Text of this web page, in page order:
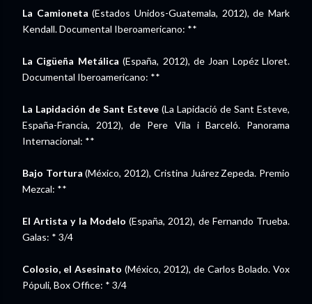
La Camioneta (Estados Unidos-Guatemala, 2012), de Mark
Kendall. Documental Iberoamericano: **
La Cigüeña Metálica (España, 2012), de Joan Lopéz Lloret.
Documental Iberoamericano: **
La Lapidación de Sant Esteve (La Lapidació de Sant Esteve,
España-Francia, 2012), de Pere Vila i Barceló. Panorama
Internacional: **
Bajo Tortura (México, 2012), Cristina Juárez Zepeda. Premio
Mezcal: **
El Artista y la Modelo (España, 2012), de Fernando Trueba.
Galas: * 3/4
Colosio, el Asesinato (México, 2012), de Carlos Bolado. Vox
Pópuli, Box Office: * 3/4